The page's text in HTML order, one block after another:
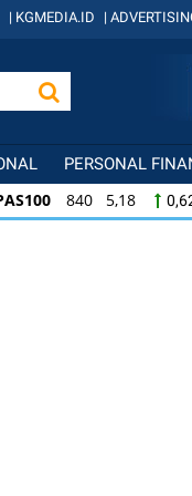
| KGMEDIA.ID |
PERSONAL
840 5,18
637 3,14 0,50%